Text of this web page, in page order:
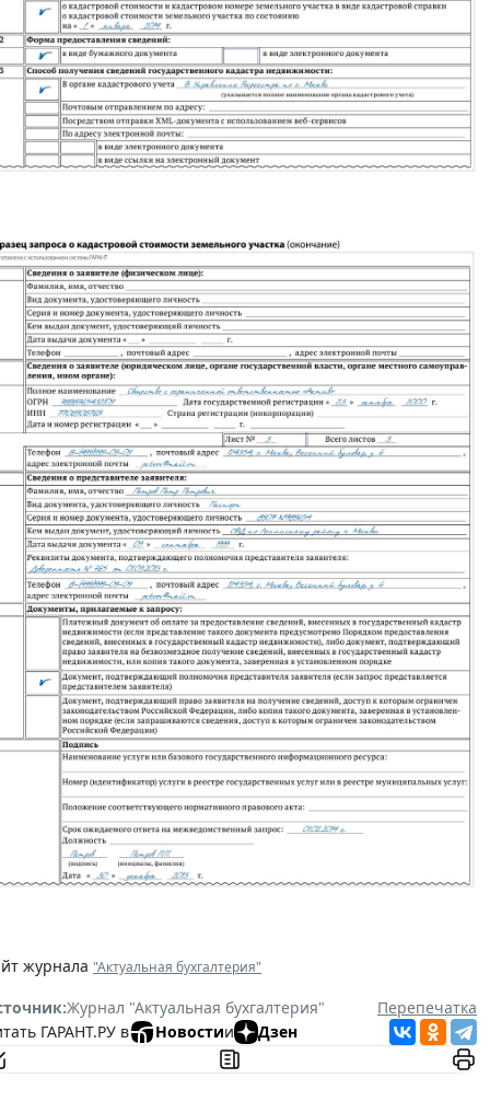
журнала "Актуальная бухгалтерия"
Журнал "Актуальная бухгалтерия"
Перепечатка
ГАРАНТ.РУ в
Новостии Дзен